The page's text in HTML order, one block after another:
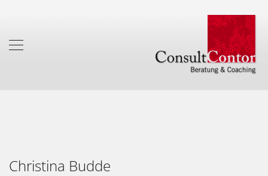
Christina Budde